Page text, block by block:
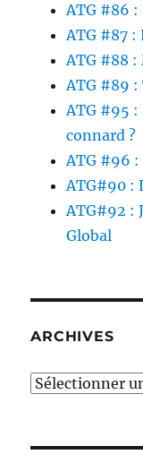
ATG #86 :
ATG #87 :
ATG #88 :
ATG #89 :
ATG #95
connard ?
ATG #96 :
ATG#90 :
ATG#92 :
Global
ARCHIVES
Archives